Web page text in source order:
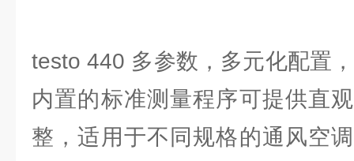
testo 440 多参数，多元化配置
内置的标准测量程序可提供直
整，适用于不同规格的通风空